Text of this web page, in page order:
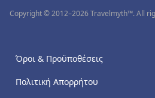
Copyright © 2012–2026 Travelmyth™. All
Όροι & Προϋποθέσεις
Πολιτική Απορρήτου